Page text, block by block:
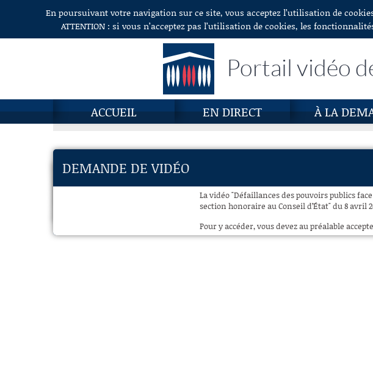
Aller au contenuEn poursuivant votre navigation sur ce site, vous acceptez l’utilisation de
ATTENTION : si vous n’acceptez pas l’utilisation de cookies, les
Portail vidéo
ACCUEIL EN DIRECT À LA
DEMANDE DE VIDÉO
La vidéo "Défaillances des pouvoirs publics
section honoraire au Conseil d’État" du 8 avril
Pour y accéder, vous devez au préalable